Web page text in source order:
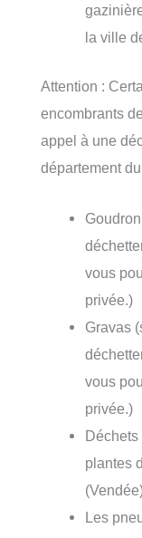
la ville
Attention :
encombrants
appel à une
département
vous
privée.)
Gravas
vous
privée.)
plantes
Les